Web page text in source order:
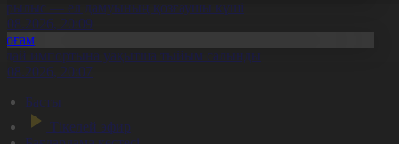
— ел дамуының қозғаушы күші
20:09
импортына уақытша тыйым салынды
20:07
Басты
Тікелей эфир